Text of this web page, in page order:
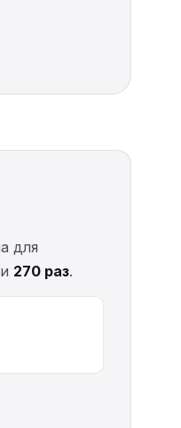
для
270 раз.